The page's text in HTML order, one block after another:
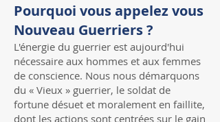
Pourquoi vous appelez vous
Nouveau Guerriers ?
L'énergie du guerrier est aujourd'hui
nécessaire aux hommes et aux femmes
de conscience. Nous nous démarquons
du « Vieux » guerrier, le soldat de
fortune désuet et moralement en faillite,
dont les actions sont centrées sur le gain